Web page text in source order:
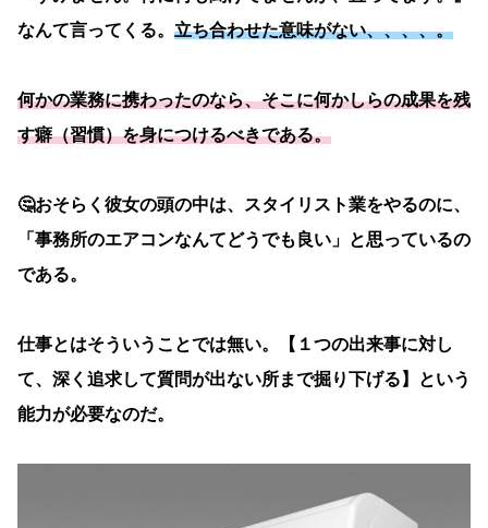
なんて言ってくる。 立ち合わせた意味がない、、、、。
何かの業務に携わったのなら、そこに何かしらの成果を残
す癖（習慣）を身につけるべきである。
🤔おそらく彼女の頭の中は、スタイリスト業をやるのに、
「事務所のエアコンなんてどうでも良い」と思っているの
である。
仕事とはそういうことでは無い。【１つの出来事に対し
て、深く追求して質問が出ない所まで掘り下げる】という
能力が必要なのだ。